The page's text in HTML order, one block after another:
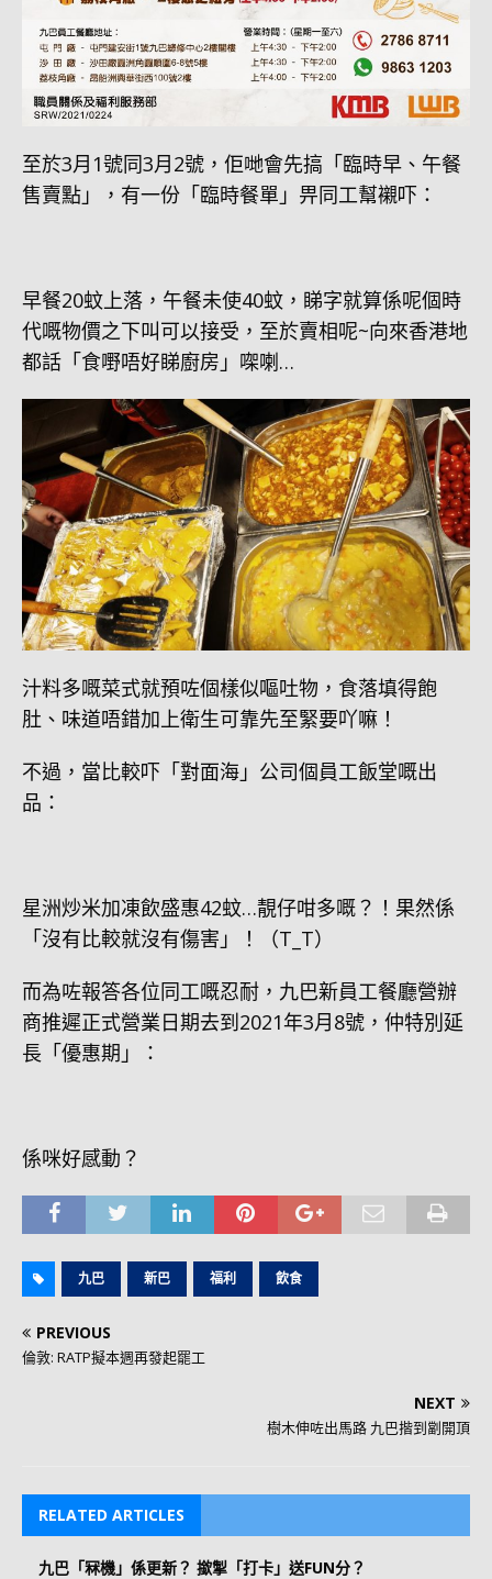
至於3月1號同3月2號，佢哋會先搞「臨時早、午餐
售賣點」，有一份「臨時餐單」畀同工幫襯吓：
早餐20蚊上落，午餐未使40蚊，睇字就算係呢個時
代嘅物價之下叫可以接受，至於賣相呢~向來香港地
都話「食嘢唔好睇廚房」㗎喇…
汁料多嘅菜式就預咗個樣似嘔吐物，食落填得飽
肚、味道唔錯加上衛生可靠先至緊要吖嘛！
不過，當比較吓「對面海」公司個員工飯堂嘅出
品：
星洲炒米加凍飲盛惠42蚊…靚仔咁多嘅？！果然係
「沒有比較就沒有傷害」！（T_T）
而為咗報答各位同工嘅忍耐，九巴新員工餐廳營辦
商推遲正式營業日期去到2021年3月8號，仲特別延
長「優惠期」：
係咪好感動？
九巴 新巴 福利 飲食
PREVIOUS
倫敦: RATP擬本週再發起罷工
NEXT
樹木伸咗出馬路 九巴揩到劏開頂
RELATED ARTICLES
九巴「冧機」係更新？ 撳掣「打卡」送FUN分？